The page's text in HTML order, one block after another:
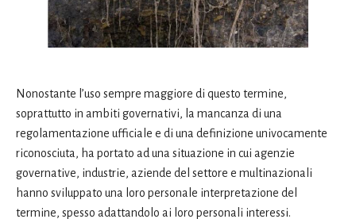
Nonostante l’uso sempre maggiore di questo termine,
soprattutto in ambiti governativi, la mancanza di una
regolamentazione ufficiale e di una definizione univocamente
riconosciuta, ha portato ad una situazione in cui agenzie
governative, industrie, aziende del settore e multinazionali
hanno sviluppato una loro personale interpretazione del
termine, spesso adattandolo ai loro personali interessi.